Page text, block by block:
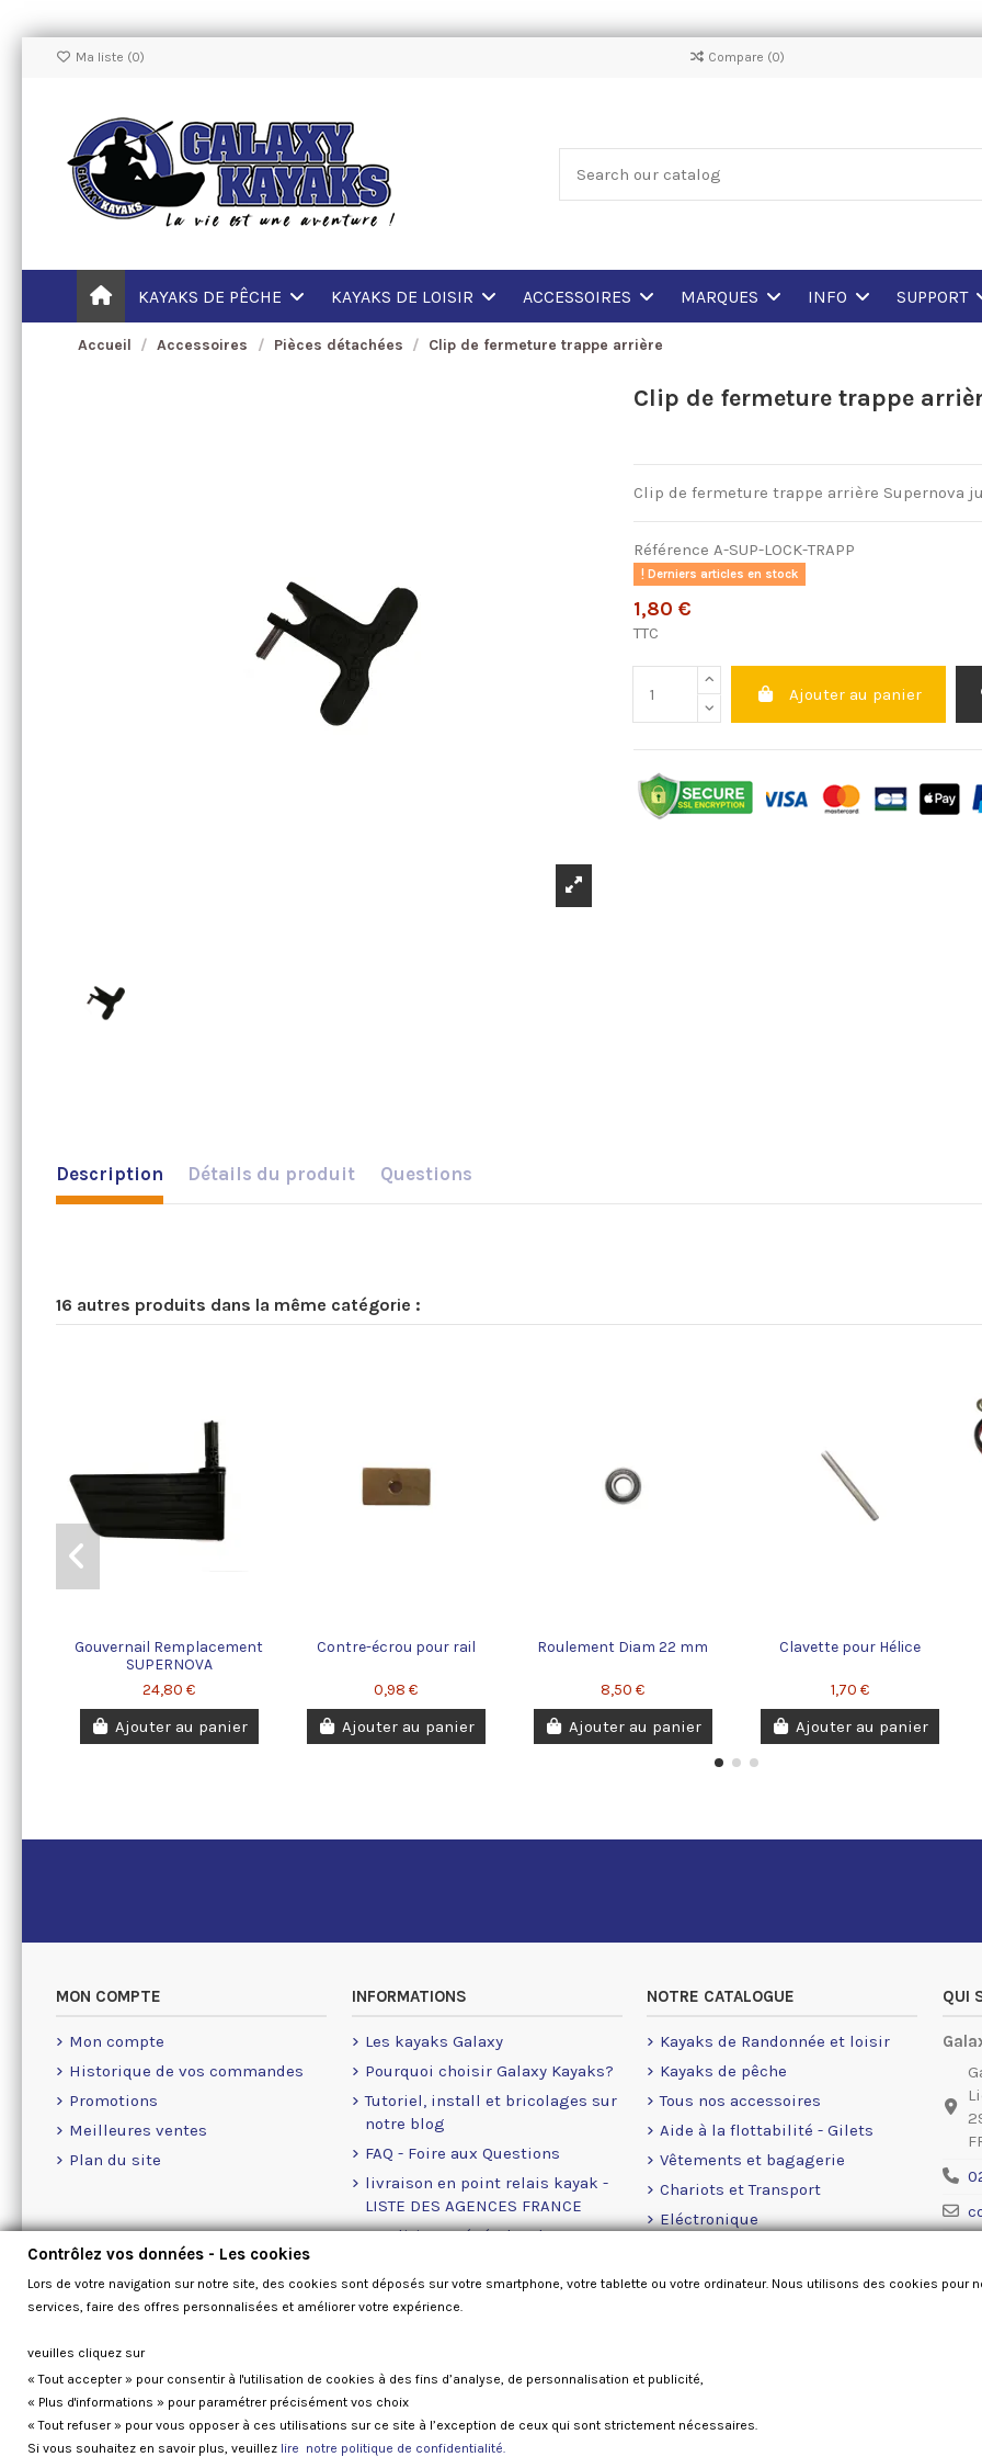
Ma liste (0) Compare (0)
KAYAKS DE PÊCHE KAYAKS DE LOISIR ACCESSOIRES MARQUES INFO SUPPORT
Accueil Accessoires Pièces détachées Clip de fermeture trappe arrière
Clip de fermeture trappe
Clip de fermeture trappe arrière Supernova
Référence A-SUP-LOCK-TRAPP
Derniers articles en stock
1,80 €
TTC
Ajouter au panier
Description Détails du produit Questions
16 autres produits dans la même catégorie :
Gouvernail Remplacement
SUPERNOVA
24,80 €
Ajouter au panier
Contre-écrou pour rail
0,98 €
Ajouter au panier
Roulement Diam 22 mm
8,50 €
Ajouter au panier
Clavette pour Hélice
1,70 €
Ajouter au panier
MON COMPTE
Mon compte
Historique de vos commandes
Promotions
Meilleures ventes
Plan du site
INFORMATIONS
Les kayaks Galaxy
Pourquoi choisir Galaxy Kayaks?
Tutoriel, install et bricolages sur
notre blog
FAQ - Foire aux Questions
livraison en point relais kayak -
LISTE DES AGENCES FRANCE
Conditions générales de ventes
Nous contacter
NOTRE CATALOGUE
Kayaks de Randonnée et loisir
Kayaks de pêche
Tous nos accessoires
Aide à la flottabilité - Gilets
Vêtements et bagagerie
Chariots et Transport
Eléctronique
Accastillage Railblaza
QUI
Contrôlez vos données - Les cookies
Lors de votre navigation sur notre site, des cookies sont déposés sur votre smartphone, votre tablette ou votre ordinateur. Nous utilisons des cookies pour
services, faire des offres personnalisées et améliorer votre expérience.
veuilles cliquez sur
« Tout accepter » pour consentir à l'utilisation de cookies à des fins d’analyse, de personnalisation et publicité,
« Plus d'informations » pour paramétrer précisément vos choix
« Tout refuser » pour vous opposer à ces utilisations sur ce site à l’exception de ceux qui sont strictement nécessaires.
Si vous souhaitez en savoir plus, veuillez lire notre politique de confidentialité.